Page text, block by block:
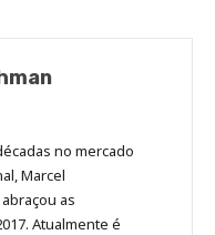
no mercado
Marcel
as
Atualmente é